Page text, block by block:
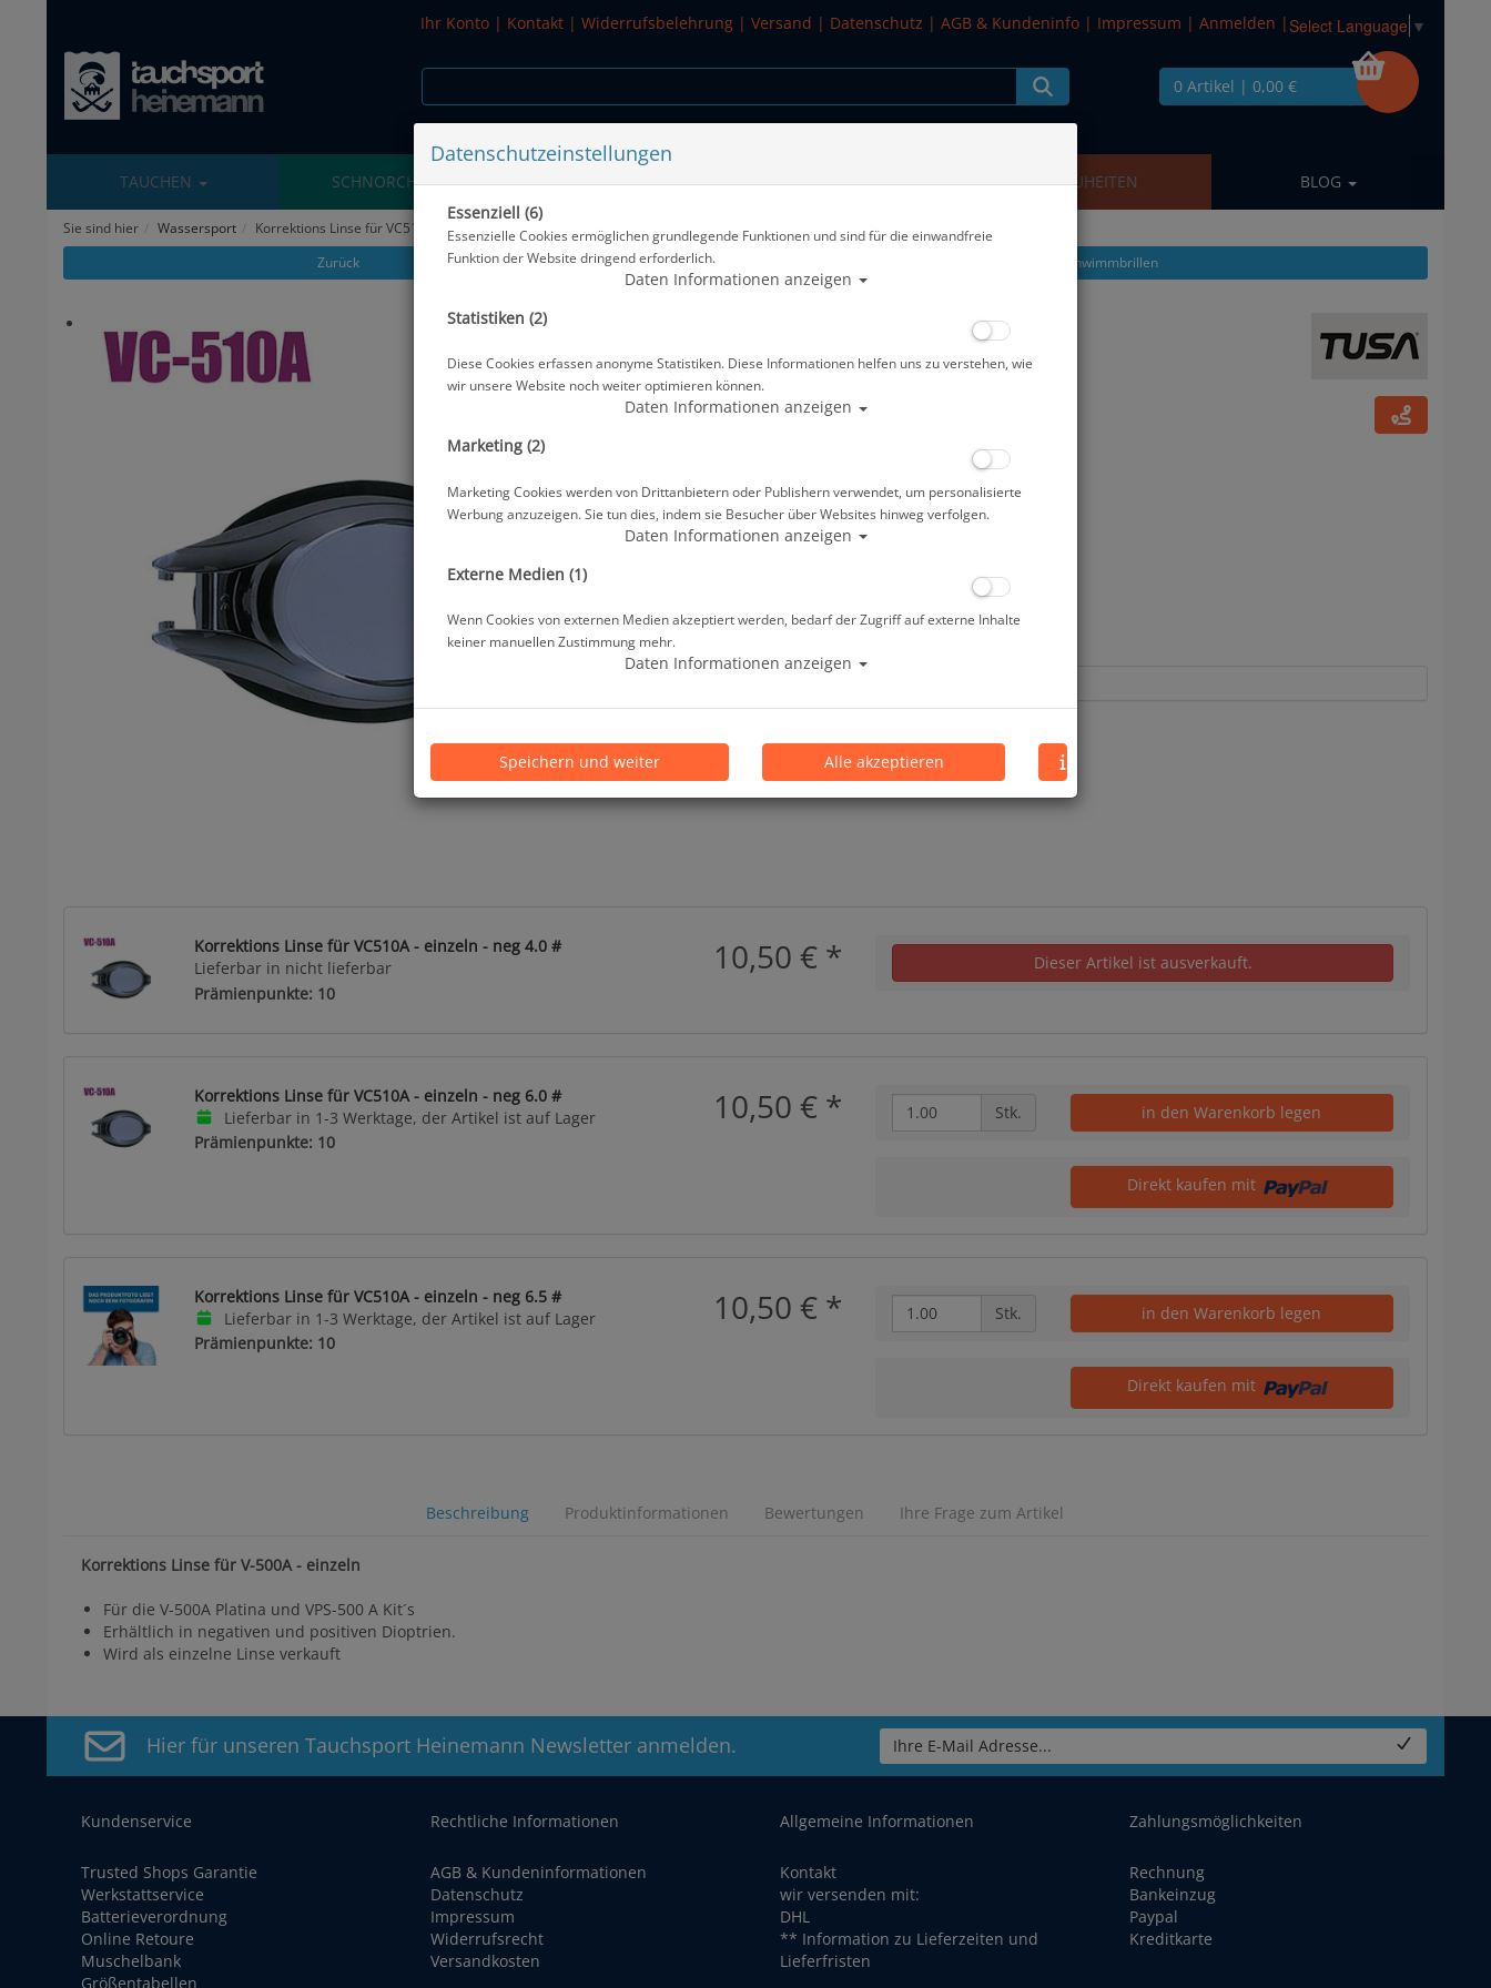
Ihr Konto | Kontakt | Widerrufsbelehrung | Versand | Datenschutz | AGB & Kundeninfo | Impressum | Anmelden | Select Language ▼
0 Artikel | 0,00 €
TAUCHEN SCHNORCHELN WASSERSPORT SALE NEUHEITEN BLOG
Sie sind hier Wassersport
Korrektions Linse für VC510A - einzeln #
Zurück
Alle Artikel zeigen aus: Schwimmbrillen
Korrektions Linse für VC510A - einzeln #
Artikelnr.: tus-VC510Amaster
ab 10,50 €*
Lieferbar in 1-3 Werktage, der Artikel ist auf Lager
Prämienpunkte: 10
Korrektions Linse für VC510A - einzeln - neg 4.0 #
Lieferbar in nicht lieferbar
Prämienpunkte: 10
10,50 € * Dieser Artikel ist ausverkauft.
Korrektions Linse für VC510A - einzeln - neg 6.0 #
Lieferbar in 1-3 Werktage, der Artikel ist auf Lager
Prämienpunkte: 10
10,50 € * Stk. in den Warenkorb legen
Direkt kaufen mit
Korrektions Linse für VC510A - einzeln - neg 6.5 #
Lieferbar in 1-3 Werktage, der Artikel ist auf Lager
Prämienpunkte: 10
10,50 € * Stk. in den Warenkorb legen
Direkt kaufen mit
Beschreibung Produktinformationen Bewertungen Ihre Frage zum Artikel
Korrektions Linse für V-500A - einzeln
Für die V-500A Platina und VPS-500 A Kit´s
Erhältlich in negativen und positiven Dioptrien.
Wird als einzelne Linse verkauft
Hier für unseren Tauchsport Heinemann Newsletter anmelden. Ihre E-Mail Adresse...
Kundenservice
Trusted Shops Garantie
Werkstattservice
Batterieverordnung
Online Retoure
Muschelbank
Größentabellen
Rechtliche Informationen
AGB & Kundeninformationen
Datenschutz
Impressum
Widerrufsrecht
Versandkosten
Allgemeine Informationen
Kontakt
wir versenden mit:
DHL
** Information zu Lieferzeiten und
Lieferfristen
Zahlungsmöglichkeiten
Rechnung
Bankeinzug
Paypal
Kreditkarte
Datenschutzeinstellungen
Essenziell (6)
Essenzielle Cookies ermöglichen grundlegende Funktionen und sind für die einwandfreie
Funktion der Website dringend erforderlich.
Daten Informationen anzeigen
Statistiken (2)
Diese Cookies erfassen anonyme Statistiken. Diese Informationen helfen uns zu verstehen, wie
wir unsere Website noch weiter optimieren können.
Daten Informationen anzeigen
Marketing (2)
Marketing Cookies werden von Drittanbietern oder Publishern verwendet, um personalisierte
Werbung anzuzeigen. Sie tun dies, indem sie Besucher über Websites hinweg verfolgen.
Daten Informationen anzeigen
Externe Medien (1)
Wenn Cookies von externen Medien akzeptiert werden, bedarf der Zugriff auf externe Inhalte
keiner manuellen Zustimmung mehr.
Daten Informationen anzeigen
Speichern und weiter Alle akzeptieren